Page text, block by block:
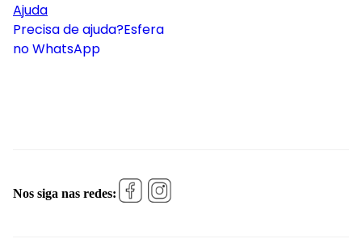
Ajuda
Precisa de ajuda?Esfera
no WhatsApp
Nos siga nas redes: